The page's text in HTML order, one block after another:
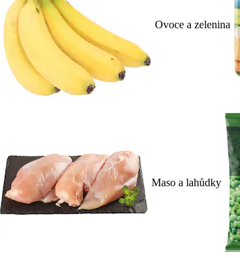
Ovoce a zelenina
Maso a lahůdky